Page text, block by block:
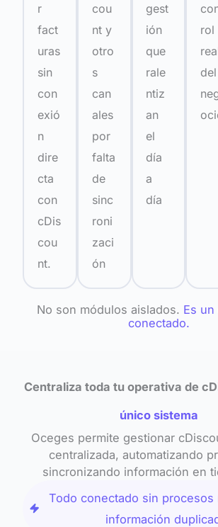
r
fact
uras
sin
con
exió
n
dire
cta
con
cDis
cou
nt.
cou
nt y
otro
s
can
ales
por
falta
de
sinc
roni
zaci
ón
gest
ión
que
rale
ntiz
an
el
día
a
día
rol
del
No son módulos aislados. Es
conectado.
Centraliza toda tu operativa de
único sistema
Oceges permite gestionar
centralizada, automatizando
sincronizando información en
Todo conectado sin procesos
información